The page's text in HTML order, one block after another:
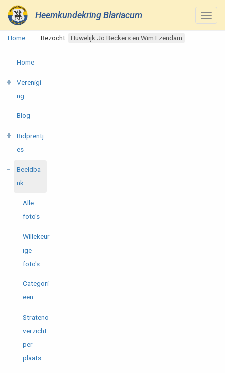
Heemkundekring Blariacum
Home Bezocht: Huwelijk Jo Beckers en Wim Ezendam
Home
Verenigi
ng
Blog
Bidprentj
es
Beeldba
nk
Alle
foto's
Willekeur
ige
foto's
Categori
eën
Strateno
verzicht
per
plaats